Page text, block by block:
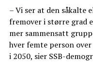
– Vi ser at den såkalte
fremover i større grad
mer sammensatt
hver femte person
i 2050, sier SSB-